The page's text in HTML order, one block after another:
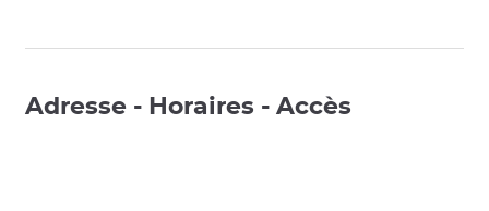
Adresse - Horaires - Accès